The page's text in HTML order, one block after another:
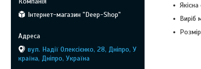
Якісна
Виріб
Інтернет-магазин "Deep-Shop"
вул. Надії Олексієнко, 28, Дніпро, У
країна, Дніпро, Україна